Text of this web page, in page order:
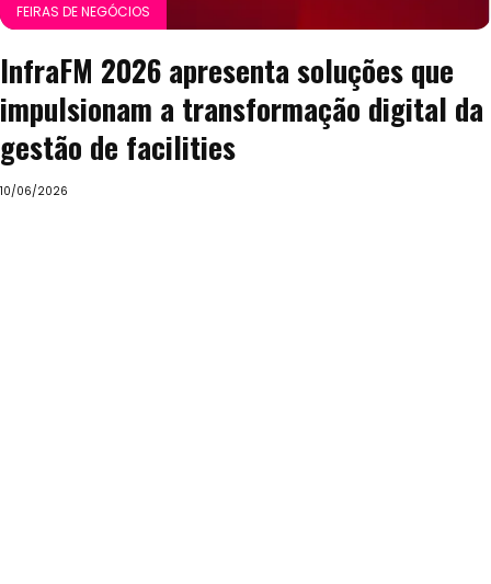
FEIRAS DE NEGÓCIOS
InfraFM 2026 apresenta soluções que
impulsionam a transformação digital da
gestão de facilities
10/06/2026